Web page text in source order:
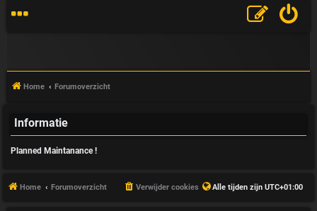
V
A
Home Forumoverzicht
Informatie
Planned Maintanance !
Home Forumoverzicht Alle tijden zijn UTC+01:00
Verwijder cookies